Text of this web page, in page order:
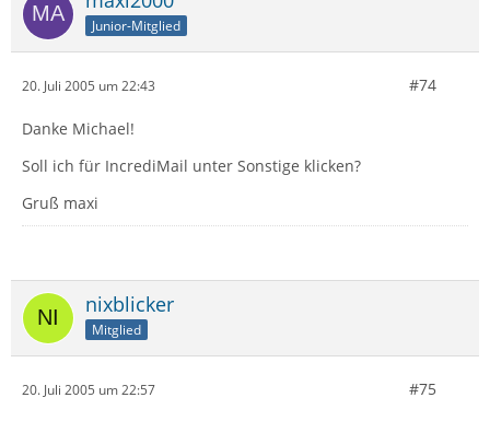
Junior-Mitglied
20. Juli 2005 um 22:43 #74
Danke Michael!
Soll ich für IncrediMail unter Sonstige klicken?
Gruß maxi
nixblicker
Mitglied
20. Juli 2005 um 22:57 #75